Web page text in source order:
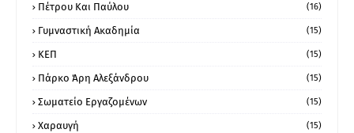
Πέτρου Και Παύλου (16)
Γυμναστική Ακαδημία (15)
ΚΕΠ (15)
Πάρκο Άρη Αλεξάνδρου (15)
Σωματείο Εργαζομένων (15)
Χαραυγή (15)